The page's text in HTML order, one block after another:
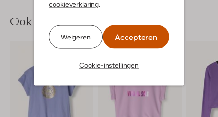
cookieverklaring.
Weigeren Accepteren
Cookie-instellingen
Ook iets voor jou?